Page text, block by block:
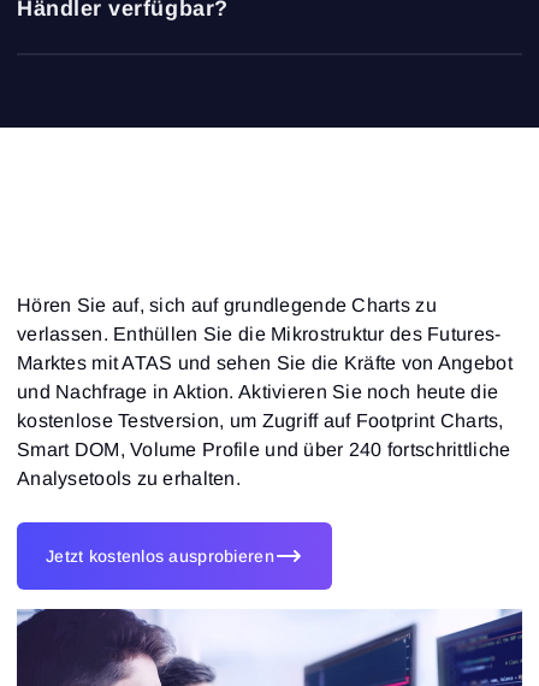
vergangener Handelssitzungen. Dies ist ein praktisches
Händler verfügbar?
Futures-Daten;
Hören Sie auf, sich auf grundlegende Charts zu
verlassen. Enthüllen Sie die Mikrostruktur des Futures-
Marktes mit ATAS und sehen Sie die Kräfte von Angebot
und Nachfrage in Aktion. Aktivieren Sie noch heute die
kostenlose Testversion, um Zugriff auf Footprint Charts,
Smart DOM, Volume Profile und über 240 fortschrittliche
Analysetools zu erhalten.
Jetzt kostenlos ausprobieren